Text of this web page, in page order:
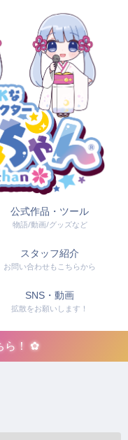
公式作品・ツール
物語/動画/グッズなど
スタッフ紹介
お問い合わせもこちらから
SNS・動画
拡散をお願いします！
ら！ ✿